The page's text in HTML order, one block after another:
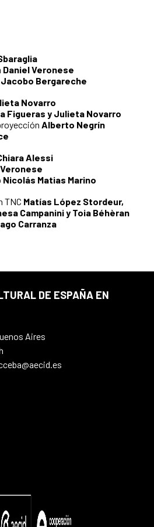
Daniel Veronese
Jacobo Bergareche
Novarro
Figueras y Julieta Novarro
Alberto Negrín
Alessi
Nicolás Matias Marino
TNC Matías López Stordeur,
Campanini y Toia Béhèran
Carranza
DE ESPAÑA EN
Aires